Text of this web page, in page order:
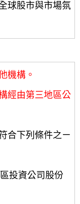
球股市與市場氛
機構。
經由第三地區公
合下列條件之ㄧ
投資公司股份